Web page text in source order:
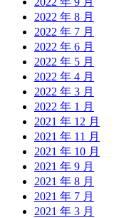
2022 年 8 月
2022 年 7 月
2022 年 6 月
2022 年 5 月
2022 年 4 月
2022 年 3 月
2022 年 1 月
2021 年 12 月
2021 年 11 月
2021 年 10 月
2021 年 9 月
2021 年 8 月
2021 年 7 月
2021 年 3 月